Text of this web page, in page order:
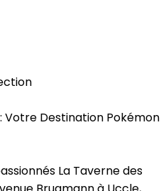
Votre Destination Pokémon
La Taverne des